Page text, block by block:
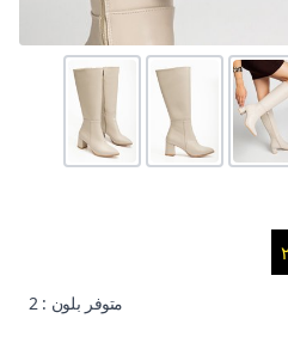
متوفر بلون : 2